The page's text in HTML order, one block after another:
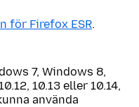
för Firefox ESR.
7, Windows 8,
10.13 eller 10.14,
använda